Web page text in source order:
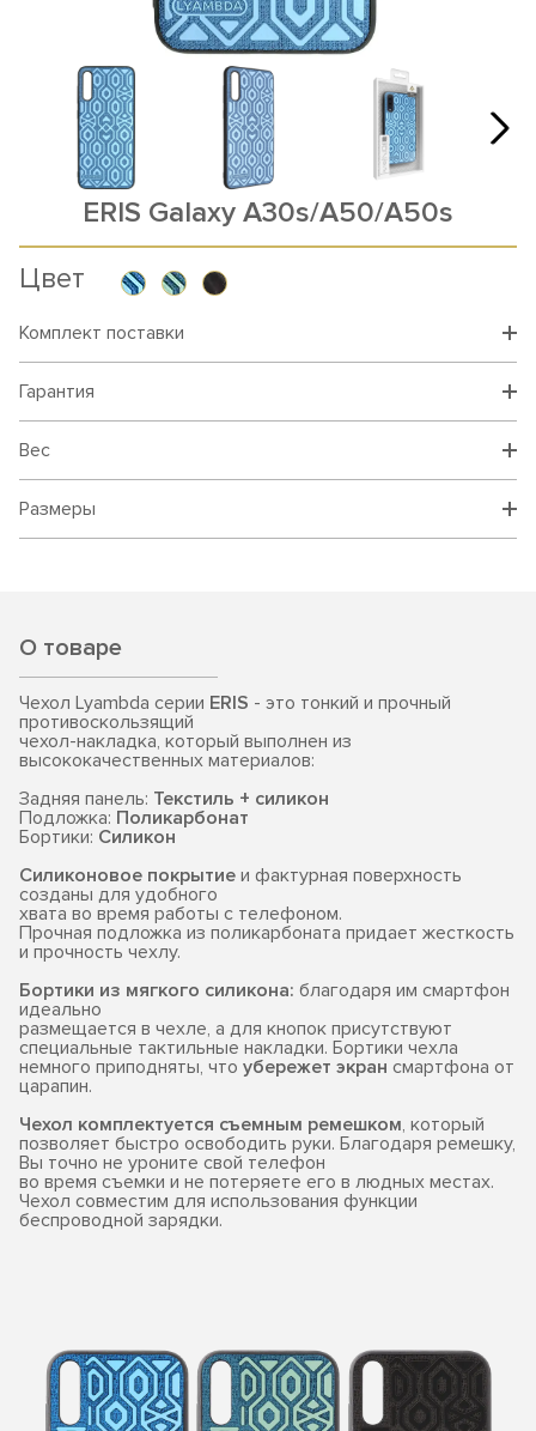
ERIS Galaxy A30s/A50/A50s
Цвет
Комплект поставки
Гарантия
Вес
Размеры
О товаре
Чехол Lyambda серии ERIS - это тонкий и прочный
противоскользящий
чехол-накладка, который выполнен из
высококачественных материалов:
Задняя панель: Текстиль + силикон
Подложка: Поликарбонат
Бортики: Силикон
Силиконовое покрытие и фактурная поверхность
созданы для удобного
хвата во время работы с телефоном.
Прочная подложка из поликарбоната придает жесткость
и прочность чехлу.
Бортики из мягкого силикона: благодаря им смартфон
идеально
размещается в чехле, а для кнопок присутствуют
специальные тактильные накладки. Бортики чехла
немного приподняты, что убережет экран смартфона от
царапин.
Чехол комплектуется съемным ремешком, который
позволяет быстро освободить руки. Благодаря ремешку,
Вы точно не уроните свой телефон
во время съемки и не потеряете его в людных местах.
Чехол совместим для использования функции
беспроводной зарядки.